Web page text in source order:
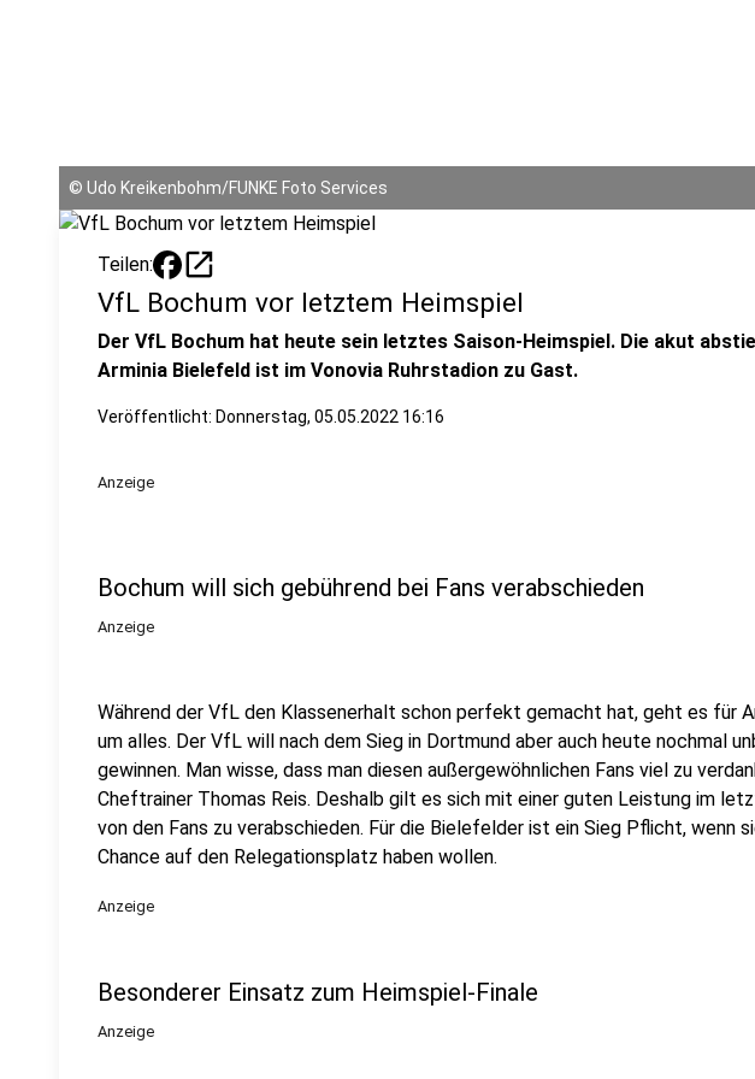
© Udo Kreikenbohm/FUNKE Foto Services
Teilen: open_in_new
VfL Bochum vor letztem Heimspiel
Der VfL Bochum hat heute sein letztes Saison-Heimspiel. Die akut
Arminia Bielefeld ist im Vonovia Ruhrstadion zu Gast.
Veröffentlicht: Donnerstag, 05.05.2022 16:16
Anzeige
Bochum will sich gebührend bei Fans verabschieden
Anzeige
Während der VfL den Klassenerhalt schon perfekt gemacht hat, geht es für
um alles. Der VfL will nach dem Sieg in Dortmund aber auch heute nochmal
gewinnen. Man wisse, dass man diesen außergewöhnlichen Fans viel zu
Cheftrainer Thomas Reis. Deshalb gilt es sich mit einer guten Leistung im
von den Fans zu verabschieden. Für die Bielefelder ist ein Sieg Pflicht, wenn
Chance auf den Relegationsplatz haben wollen.
Anzeige
Besonderer Einsatz zum Heimspiel-Finale
Anzeige